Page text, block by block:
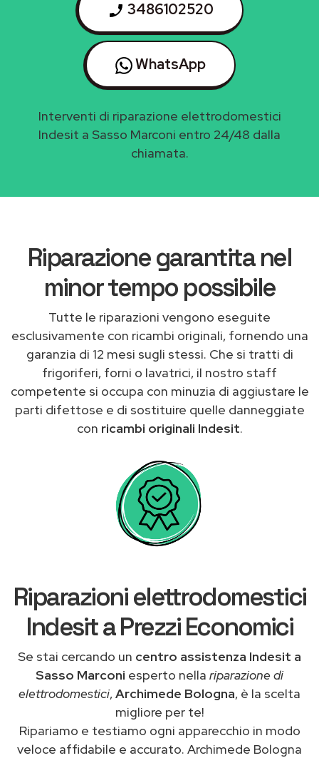
3486102520
WhatsApp
Interventi di riparazione elettrodomestici
Indesit a Sasso Marconi entro 24/48 dalla
chiamata.
Riparazione garantita nel
minor tempo possibile
Tutte le riparazioni vengono eseguite
esclusivamente con ricambi originali, fornendo una
garanzia di 12 mesi sugli stessi. Che si tratti di
frigoriferi, forni o lavatrici, il nostro staff
competente si occupa con minuzia di aggiustare le
parti difettose e di sostituire quelle danneggiate
con ricambi originali Indesit.
Riparazioni elettrodomestici
Indesit a Prezzi Economici
Se stai cercando un centro assistenza Indesit a
Sasso Marconi esperto nella riparazione di
elettrodomestici,Archimede Bologna, è la scelta
migliore per te!
Ripariamo e testiamo ogni apparecchio in modo
veloce affidabile e accurato. Archimede Bologna